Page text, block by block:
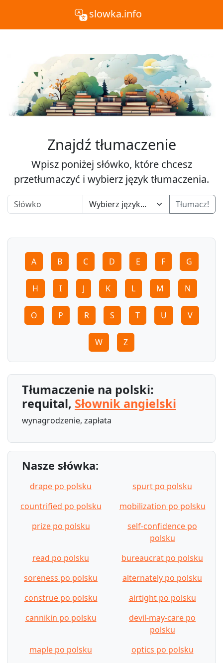
slowka.info
Znajdź tłumaczenie
Wpisz poniżej słówko, które chcesz
przetłumaczyć i wybierz język tłumaczenia.
Tłumacz!
A B C D E F G
H I J K L M N
O P R S T U V
W Z
Tłumaczenie na polski:
requital, Słownik angielski
wynagrodzenie, zapłata
Nasze słówka:
drape po polsku
spurt po polsku
countrified po polsku
mobilization po polsku
prize po polsku
self-confidence po
polsku
read po polsku
bureaucrat po polsku
soreness po polsku
alternately po polsku
construe po polsku
airtight po polsku
cannikin po polsku
devil-may-care po
polsku
maple po polsku
optics po polsku